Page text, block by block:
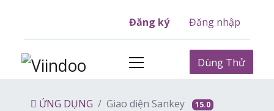
Đăng ký Đăng nhập
Dùng Thử
ỨNG DỤNG Giao diện Sankey 15.0